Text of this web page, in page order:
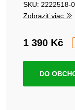
SKU: 2222518-
Zobraziť viac
1 390 Kč
DO